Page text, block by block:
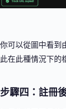
你可以從圖中看到
此在此種情況下的
步驟四：註冊